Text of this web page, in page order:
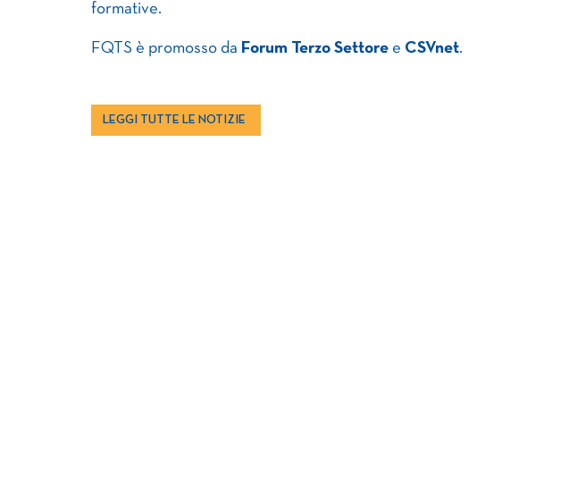
formative.
FQTS è promosso da Forum Terzo Settore e CSVnet.
LEGGI TUTTE LE NOTIZIE